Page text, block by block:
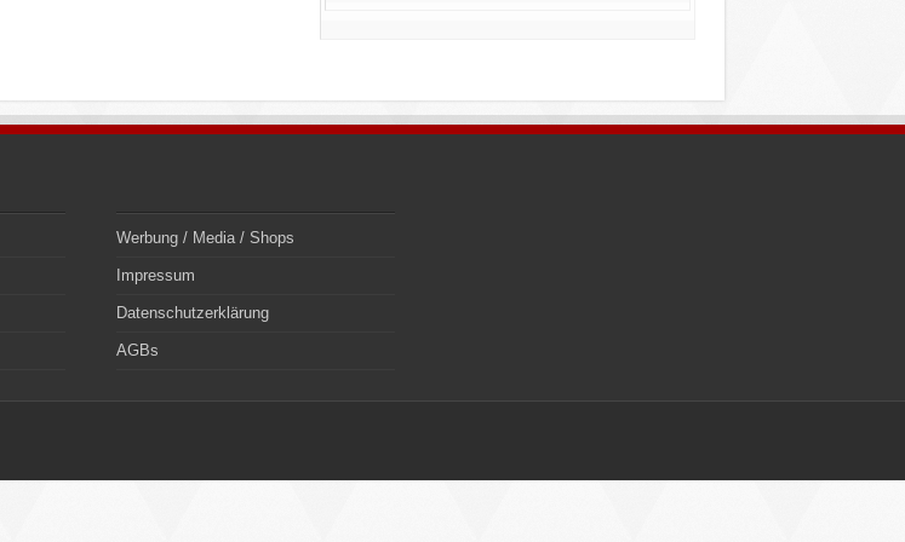
Werbung / Media / Shops
Impressum
Datenschutzerklärung
AGBs